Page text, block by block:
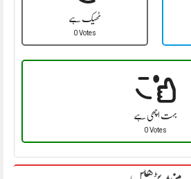
ٹھیک ہے
0 Votes
بہت اچھی ہے
0 Votes
مزید پڑھیں